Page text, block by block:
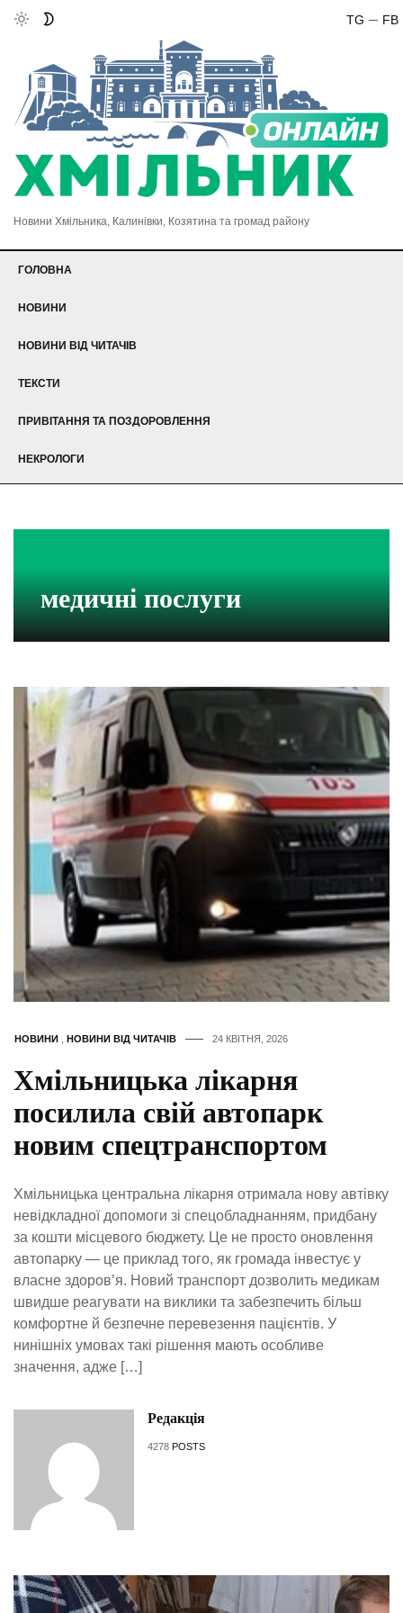
FB
TG
Новини Хмільника, Калинівки, Козятина та громад району
ГОЛОВНА
НОВИНИ
НОВИНИ ВІД ЧИТАЧІВ
ТЕКСТИ
ПРИВІТАННЯ ТА ПОЗДОРОВЛЕННЯ
НЕКРОЛОГИ
медичні послуги
НОВИНИ НОВИНИ ВІД ЧИТАЧІВ 24 КВІТНЯ, 2026
Хмільницька лікарня
посилила свій автопарк
новим спецтранспортом
Хмільницька центральна лікарня отримала нову автівку
невідкладної допомоги зі спецобладнанням, придбану
за кошти місцевого бюджету. Це не просто оновлення
автопарку — це приклад того, як громада інвестує у
власне здоров’я. Новий транспорт дозволить медикам
швидше реагувати на виклики та забезпечить більш
комфортне й безпечне перевезення пацієнтів. У
нинішніх умовах такі рішення мають особливе
значення, адже […]
Редакція
4278 POSTS